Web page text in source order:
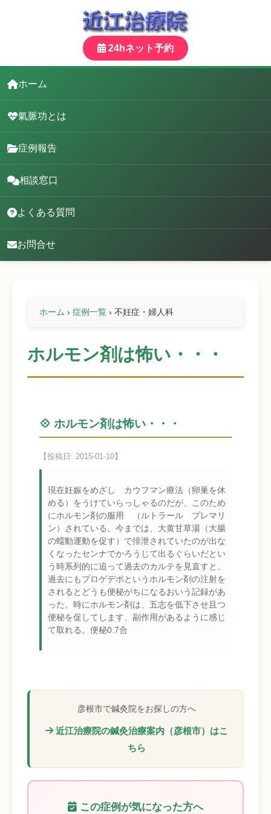
24hネット予約
ホーム
氣脈功とは
症例報告
相談窓口
よくある質問
お問合せ
ホーム › 症例一覧 › 不妊症・婦人科
ホルモン剤は怖い・・・
💠 ホルモン剤は怖い・・・
【投稿日: 2015-01-10】
現在妊娠をめざし カウフマン療法（卵巣を休
める）をうけていらっしゃるのだが、このため
にホルモン剤の服用 （ルトラール プレマリ
ン）されている。今までは、大黄甘草湯（大腸
の蠕動運動を促す）で排泄されていたのが出な
くなったセンナでかろうじて出るぐらいだとい
う時系列的に追って過去のカルテを見直すと、
過去にもプロゲデポというホルモン剤の注射を
されるとどうも便秘がちになるおいう記録があ
った。時にホルモン剤は、五志を低下させ且つ
便秘を促してします、副作用があるように感じ
て取れる。便秘0.7合
彦根市で鍼灸院をお探しの方へ
近江治療院の鍼灸治療案内（彦根市）はこ
ちら
この症例が気になった方へ